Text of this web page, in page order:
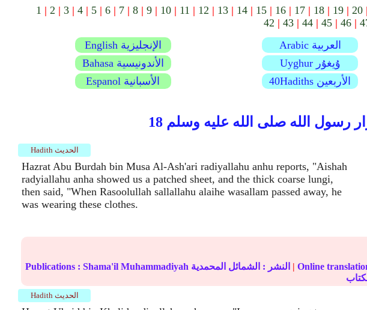
1 | 2 | 3 | 4 | 5 | 6 | 7 | 8 | 9 | 10 | 11 | 12 | 13 | 14 | 15 | 16 | 17 | 18 | 19 | 20 |
42 | 43 | 44 | 45 | 46 |
English الإنجليزية
Arabic العربية
Bahasa الأندونيسية
Uyghur ۇيغۇر
Espanol الأسبانية
40Hadiths الأربعين
Hadith الحديث
Hazrat Abu Burdah bin Musa Al-Ash'ari radiyallahu anhu reports, "Aishah
radyiallahu anha showed us a patched sheet, and the thick coarse lungi,
then said, "When Rasoolullah sallallahu alaihe wasallam passed away, he
was wearing these clothes.
Publications : Shama'il Muhammadiyah النشر : الشمائل المحمدية |
Hadith الحديث